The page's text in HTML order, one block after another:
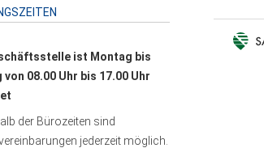
ist Montag bis
08.00 Uhr bis 17.00 Uhr
der Bürozeiten sind
jederzeit möglich.